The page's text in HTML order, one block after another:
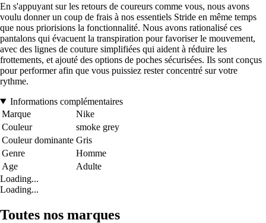
En s'appuyant sur les retours de coureurs comme vous, nous avons
voulu donner un coup de frais à nos essentiels Stride en même temps
que nous priorisions la fonctionnalité. Nous avons rationalisé ces
pantalons qui évacuent la transpiration pour favoriser le mouvement,
avec des lignes de couture simplifiées qui aident à réduire les
frottements, et ajouté des options de poches sécurisées. Ils sont conçus
pour performer afin que vous puissiez rester concentré sur votre
rythme.
Informations complémentaires
Marque
Nike
Couleur
smoke grey
Couleur dominante Gris
Genre
Homme
Age
Adulte
Loading...
Loading...
Toutes nos marques